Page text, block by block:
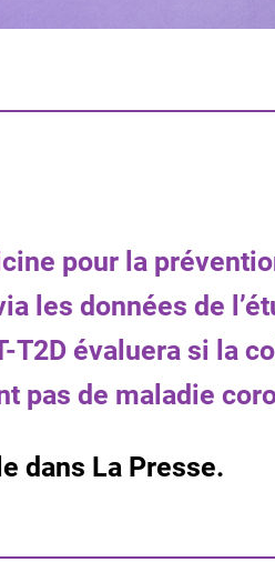
pour la
les données de
T2D évaluera si
pas de maladie
dans La Presse.